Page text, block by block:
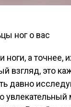
а точнее,
взгляд, это
давно